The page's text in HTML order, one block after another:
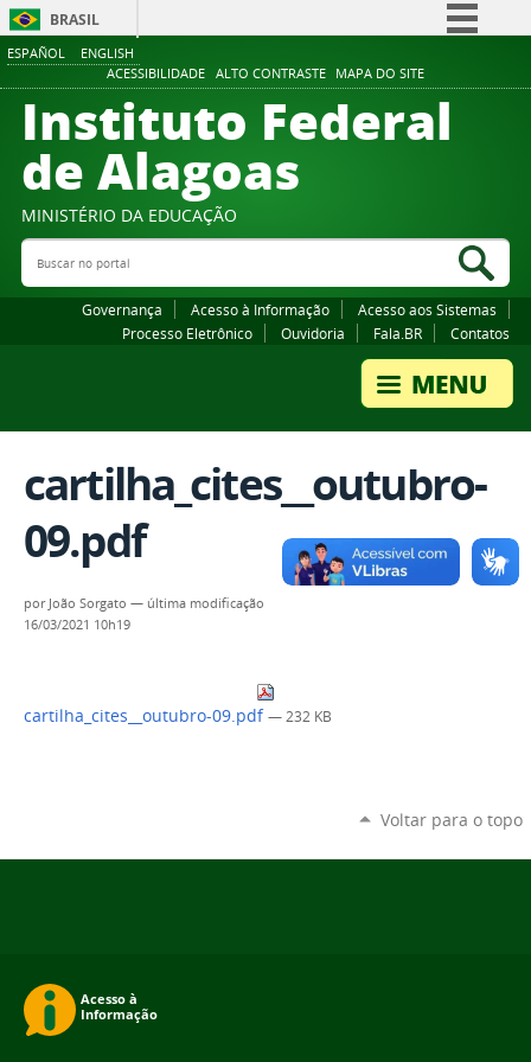
ESPAÑOL ENGLISH
ACESSIBILIDADE ALTO CONTRASTE MAPA DO SITE
BRASIL
Comunica BR
Participe
Canais
Instituto Federal
de Alagoas
MINISTÉRIO DA EDUCAÇÃO
Buscar no portal
Governança Acesso à Informação
Acesso aos Sistemas
Processo Eletrônico
Ouvidoria Fala.BR Contatos
cartilha_cites__outubro-
09.pdf
por João Sorgato — última modificação
16/03/2021 10h19
cartilha_cites__outubro-09.pdf — 232 KB
Voltar para o topo